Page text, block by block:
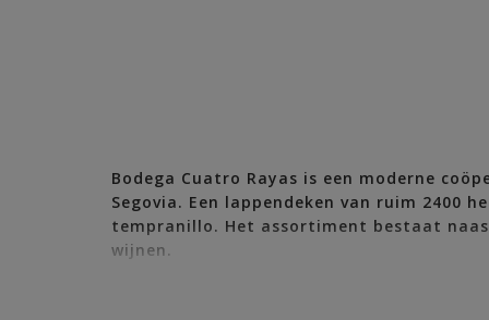
Bodega Cuatro Rayas is een moderne
Segovia. Een lappendeken van ruim 2400
tempranillo. Het assortiment bestaat
wijnen.
inmiddels ruim 50 landen. De huidige